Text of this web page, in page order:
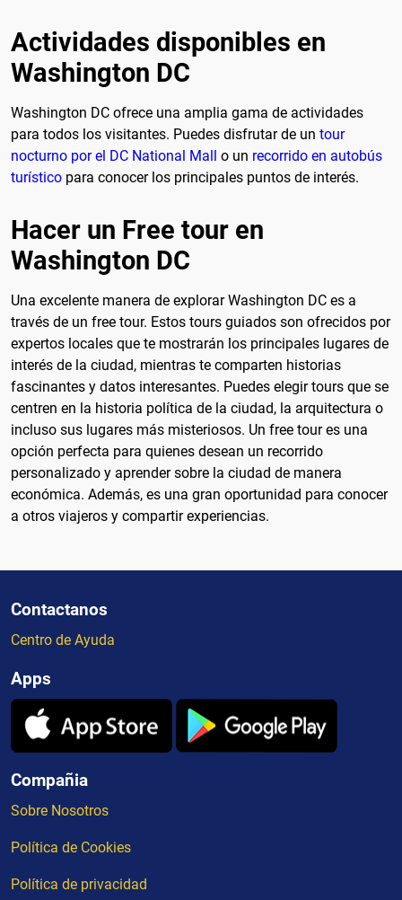
Actividades disponibles en
Washington DC
Washington DC ofrece una amplia gama de actividades
para todos los visitantes. Puedes disfrutar de un tour
nocturno por el DC National Mall
o un recorrido en autobús
turístico para conocer los principales puntos de interés.
Hacer un Free tour en
Washington DC
Una excelente manera de explorar Washington DC es a
través de un free tour. Estos tours guiados son ofrecidos por
expertos locales que te mostrarán los principales lugares de
interés de la ciudad, mientras te comparten historias
fascinantes y datos interesantes. Puedes elegir tours que se
centren en la historia política de la ciudad, la arquitectura o
incluso sus lugares más misteriosos. Un free tour es una
opción perfecta para quienes desean un recorrido
personalizado y aprender sobre la ciudad de manera
económica. Además, es una gran oportunidad para conocer
a otros viajeros y compartir experiencias.
Contactanos
Centro de Ayuda
Apps
Compañia
Sobre Nosotros
Política de Cookies
Política de privacidad